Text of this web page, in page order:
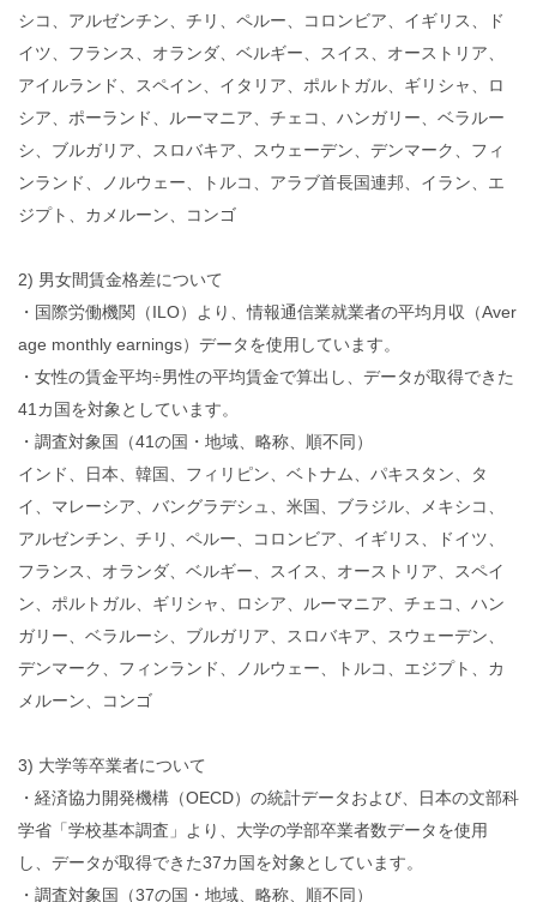
シコ、アルゼンチン、チリ、ペルー、コロンビア、イギリス、ド
イツ、フランス、オランダ、ベルギー、スイス、オーストリア、
アイルランド、スペイン、イタリア、ポルトガル、ギリシャ、ロ
シア、ポーランド、ルーマニア、チェコ、ハンガリー、ベラルー
シ、ブルガリア、スロバキア、スウェーデン、デンマーク、フィ
ンランド、ノルウェー、トルコ、アラブ首長国連邦、イラン、エ
ジプト、カメルーン、コンゴ
2) 男女間賃金格差について
・国際労働機関（ILO）より、情報通信業就業者の平均月収（Aver
age monthly earnings）データを使用しています。
・女性の賃金平均÷男性の平均賃金で算出し、データが取得できた
41カ国を対象としています。
・調査対象国（41の国・地域、略称、順不同）
インド、日本、韓国、フィリピン、ベトナム、パキスタン、タ
イ、マレーシア、バングラデシュ、米国、ブラジル、メキシコ、
アルゼンチン、チリ、ペルー、コロンビア、イギリス、ドイツ、
フランス、オランダ、ベルギー、スイス、オーストリア、スペイ
ン、ポルトガル、ギリシャ、ロシア、ルーマニア、チェコ、ハン
ガリー、ベラルーシ、ブルガリア、スロバキア、スウェーデン、
デンマーク、フィンランド、ノルウェー、トルコ、エジプト、カ
メルーン、コンゴ
3) 大学等卒業者について
・経済協力開発機構（OECD）の統計データおよび、日本の文部科
学省「学校基本調査」より、大学の学部卒業者数データを使用
し、データが取得できた37カ国を対象としています。
・調査対象国（37の国・地域、略称、順不同）